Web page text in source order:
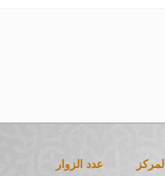
عدد الزوار